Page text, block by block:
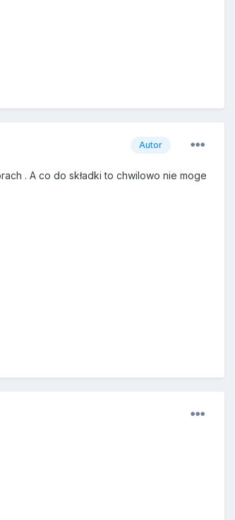
Autor
. A co do składki to chwilowo nie moge